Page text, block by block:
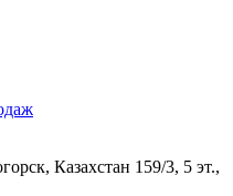
Казахстан 159/3, 5 эт.,